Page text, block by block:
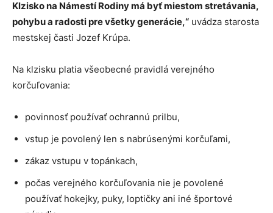
Klzisko na Námestí Rodiny má byť miestom stretávania,
pohybu a radosti pre všetky generácie,“ uvádza starosta
mestskej časti Jozef Krúpa.
Na klzisku platia všeobecné pravidlá verejného
korčuľovania:
povinnosť používať ochrannú prilbu,
vstup je povolený len s nabrúsenými korčuľami,
zákaz vstupu v topánkach,
počas verejného korčuľovania nie je povolené
používať hokejky, puky, loptičky ani iné športové